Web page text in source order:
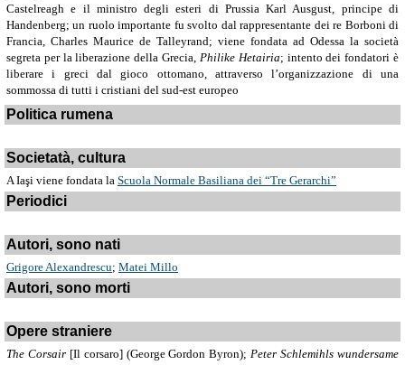
Castelreagh e il ministro degli esteri di Prussia Karl Ausgust, principe di
Handenberg; un ruolo importante fu svolto dal rappresentante dei re Borboni di
Francia, Charles Maurice de Talleyrand; viene fondata ad Odessa la società
segreta per la liberazione della Grecia, Philike Hetairia; intento dei fondatori è
liberare i greci dal gioco ottomano, attraverso l’organizzazione di una
sommossa di tutti i cristiani del sud-est europeo
Politica rumena
Societatà, cultura
A Iaşi viene fondata la Scuola Normale Basiliana dei “Tre Gerarchi”
Periodici
Autori, sono nati
Grigore Alexandrescu; Matei Millo
Autori, sono morti
Opere straniere
The Corsair[Il corsaro] (George Gordon Byron);Peter Schlemihls wundersame